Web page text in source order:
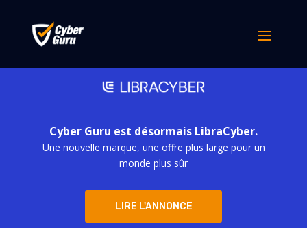
Cyber Guru est désormais LibraCyber.
Une nouvelle marque, une offre plus large pour un
monde plus sûr
LIRE L'ANNONCE